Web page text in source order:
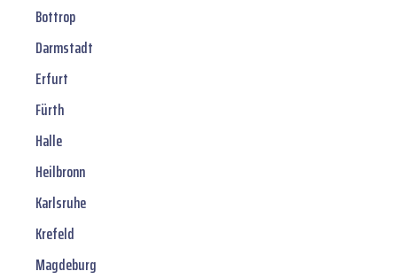
Bottrop
Darmstadt
Erfurt
Fürth
Halle
Heilbronn
Karlsruhe
Krefeld
Magdeburg